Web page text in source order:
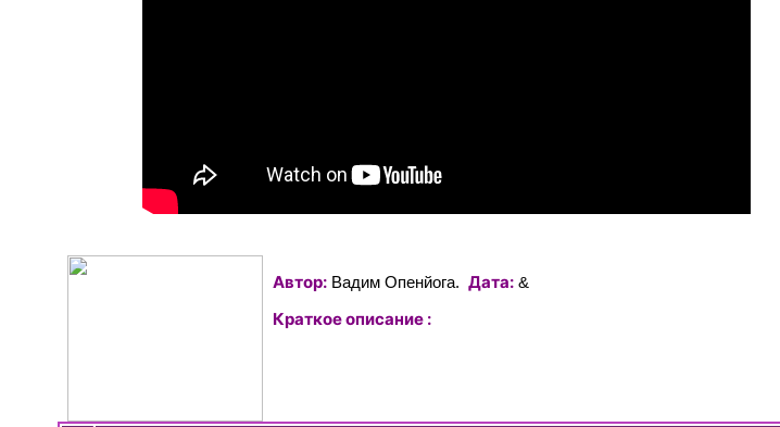
Автор: Вадим Опенйога. Дата: &
Краткое описание :